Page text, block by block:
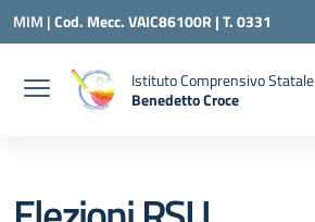
Vai ai contenuti
Vai al menu di navigazione
Vai al footer
MIM |Cod. Mecc. VAIC86100R | T. 0331
240260 | VAIC86100R@ISTRUZIONE.IT
Istituto Comprensivo Statale
Benedetto Croce